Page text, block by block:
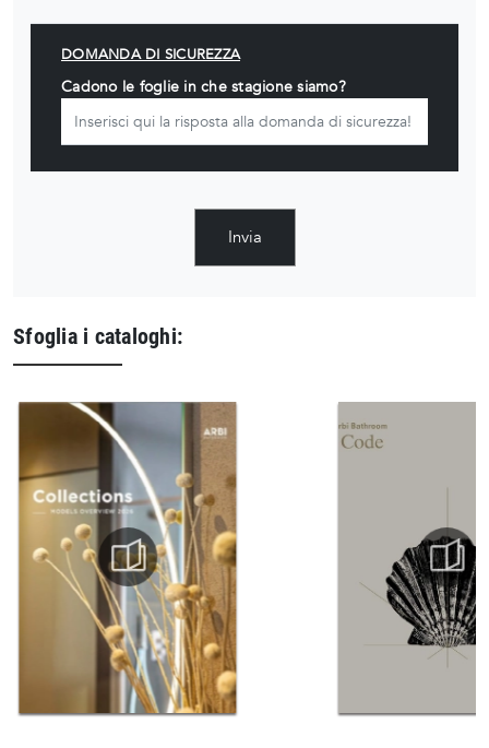
DOMANDA DI SICUREZZA
Cadono le foglie in che stagione siamo?
Invia
Sfoglia i cataloghi: